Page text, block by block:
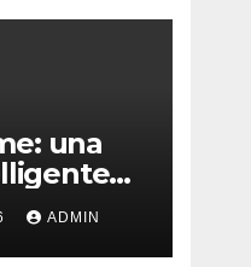
una
può
ADMIN